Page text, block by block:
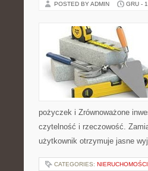
POSTED BY ADMIN GRU -
pożyczek i Zrównoważone
czytelność i rzeczowość.
użytkownik otrzymuje jasne
CATEGORIES: NIERUCHOMOŚCI